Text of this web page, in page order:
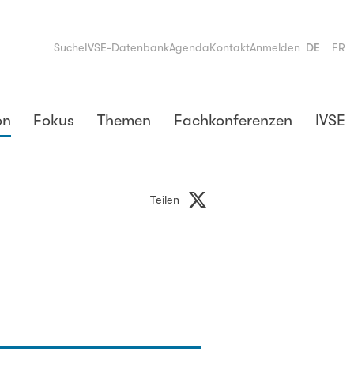
SucheIVSE-DatenbankAgendaKontaktAnmelden DE FR
Fokus Themen Fachkonferenzen IVSE
Teilen